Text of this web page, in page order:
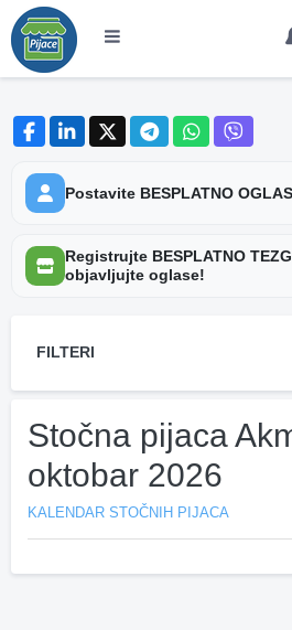
Postavite BESPLATNO
Registrujte BESPLATNO
objavljujte oglase!
FILTERI
Stočna pijaca
oktobar 2026
KALENDAR STOČNIH PIJACA